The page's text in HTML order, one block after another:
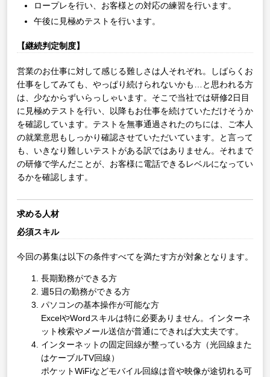
ロープレを行い、お客様との対応の練習を行います。
午後に見極めテストを行います。
【継続判定制度】
営業のお仕事に対して感じる難しさは人それぞれ。しばらくお
仕事をしてみても、やっぱり続けられないかも…と思われる方
は、少なからずいらっしゃいます。そこで当社では研修2日目
に見極めテストを行い、以降もお仕事を続けていただけそうか
を確認しています。テストを無事通過されたのちには、ご本人
の就業意思もしっかり確認させていただいています。と言って
も、いきなり難しいテストがある訳ではありません。それまで
の研修で学んだことが、お客様に電話できるレベルになってい
るかを確認します。
求める人材
必須スキル
今回の募集は以下の条件すべてを満たす方が対象となります。
長期勤務ができる方
週5日の勤務ができる方
パソコンの基本操作が可能な方
ExcelやWordスキルは特に必要ありません。インターネ
ット検索やメール送信が普通にできれば大丈夫です。
インターネットの固定回線が整っている方（光回線また
はケーブルTV回線）
ポケットWiFiなどモバイル回線は音や映像が途切れる可